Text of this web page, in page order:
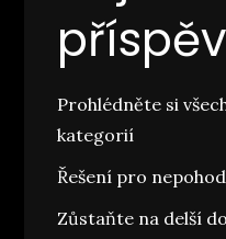
Prohlédněte si
kategorií
Řešení pro
Zůstaňte na delší